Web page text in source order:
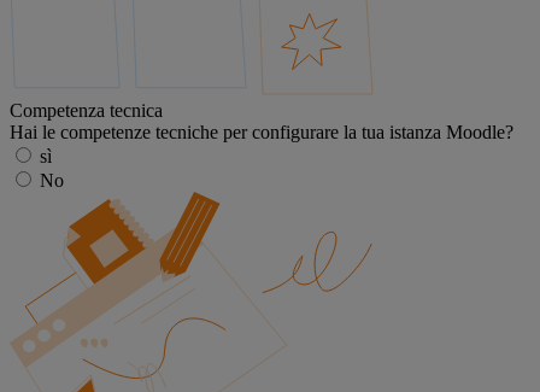
Competenza tecnica
Hai le competenze tecniche per configurare la tua istanza Moodle?
sì
No